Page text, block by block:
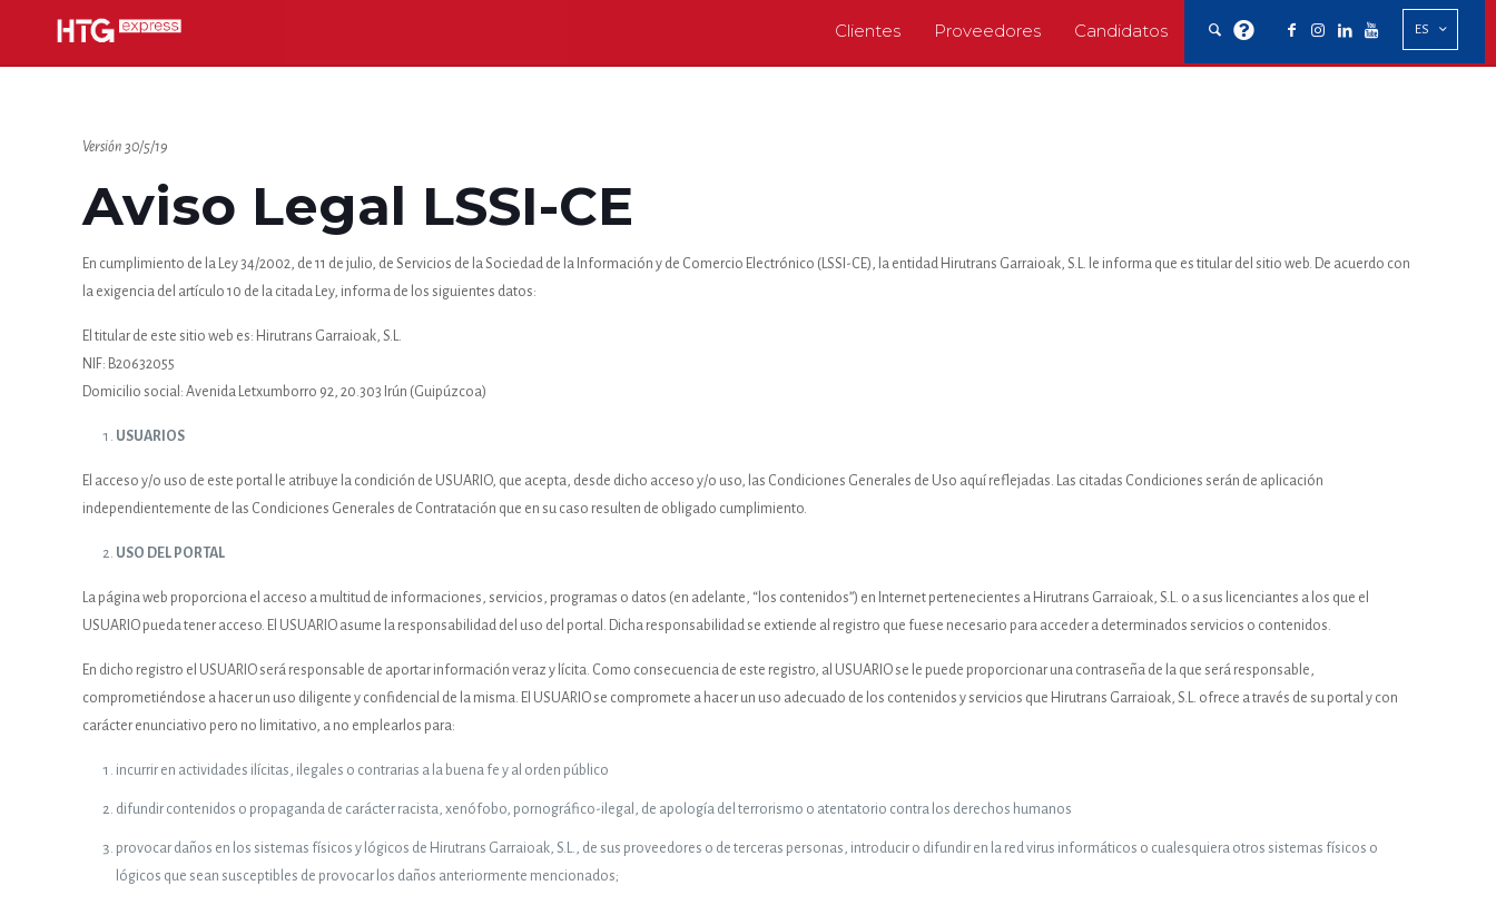
Clientes Proveedores Candidatos ES
Versión 30/5/19
Aviso Legal LSSI-CE
En cumplimiento de la Ley 34/2002, de 11 de julio, de Servicios de la Sociedad de la Información y de Comercio Electrónico (LSSI-CE), la entidad Hirutrans Garraioak, S.L. le informa que es titular del sitio web. De acuerdo con
la exigencia del artículo 10 de la citada Ley, informa de los siguientes datos:
El titular de este sitio web es: Hirutrans Garraioak, S.L.
NIF: B20632055
Domicilio social: Avenida Letxumborro 92, 20.303 Irún (Guipúzcoa)
USUARIOS
El acceso y/o uso de este portal le atribuye la condición de USUARIO, que acepta, desde dicho acceso y/o uso, las Condiciones Generales de Uso aquí reflejadas. Las citadas Condiciones serán de aplicación
independientemente de las Condiciones Generales de Contratación que en su caso resulten de obligado cumplimiento.
USO DEL PORTAL
La página web proporciona el acceso a multitud de informaciones, servicios, programas o datos (en adelante, “los contenidos”) en Internet pertenecientes a Hirutrans Garraioak, S.L. o a sus licenciantes a los que el
USUARIO pueda tener acceso. El USUARIO asume la responsabilidad del uso del portal. Dicha responsabilidad se extiende al registro que fuese necesario para acceder a determinados servicios o contenidos.
En dicho registro el USUARIO será responsable de aportar información veraz y lícita. Como consecuencia de este registro, al USUARIO se le puede proporcionar una contraseña de la que será responsable,
comprometiéndose a hacer un uso diligente y confidencial de la misma. El USUARIO se compromete a hacer un uso adecuado de los contenidos y servicios que Hirutrans Garraioak, S.L. ofrece a través de su portal y con
carácter enunciativo pero no limitativo, a no emplearlos para:
incurrir en actividades ilícitas, ilegales o contrarias a la buena fe y al orden público
difundir contenidos o propaganda de carácter racista, xenófobo, pornográfico-ilegal, de apología del terrorismo o atentatorio contra los derechos humanos
provocar daños en los sistemas físicos y lógicos de Hirutrans Garraioak, S.L., de sus proveedores o de terceras personas, introducir o difundir en la red virus informáticos o cualesquiera otros sistemas físicos o
lógicos que sean susceptibles de provocar los daños anteriormente mencionados;